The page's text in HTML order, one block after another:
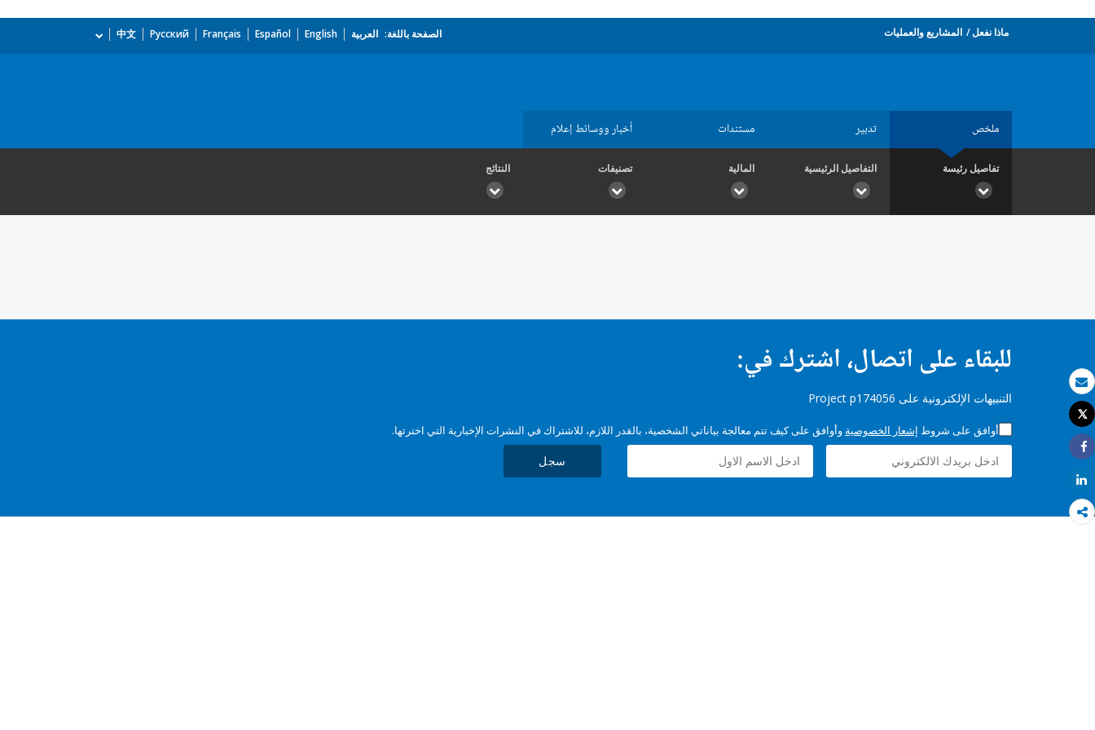
بريد الكتروني
طباعة
Tweet
Share
Share
ماذا نفعل المشاريع والعمليات الصفحة باللغة: العربية English
Español
Français
Русский
中文
ملخص تدبير مستندات أخبار ووسائط إعلام
تفاصيل رئيسة التفاصيل الرئيسية المالية تصنيفات النتائج
للبقاء على اتصال، اشترك في:
التنبيهات الإلكترونية على Project p174056
أوافق على شروط إشعار الخصوصية وأوافق على كيف تتم معالجة بياناتي الشخصية، بالقدر اللازم، للاشتراك في النشرات الإخبارية التي اخترتها.
سجل